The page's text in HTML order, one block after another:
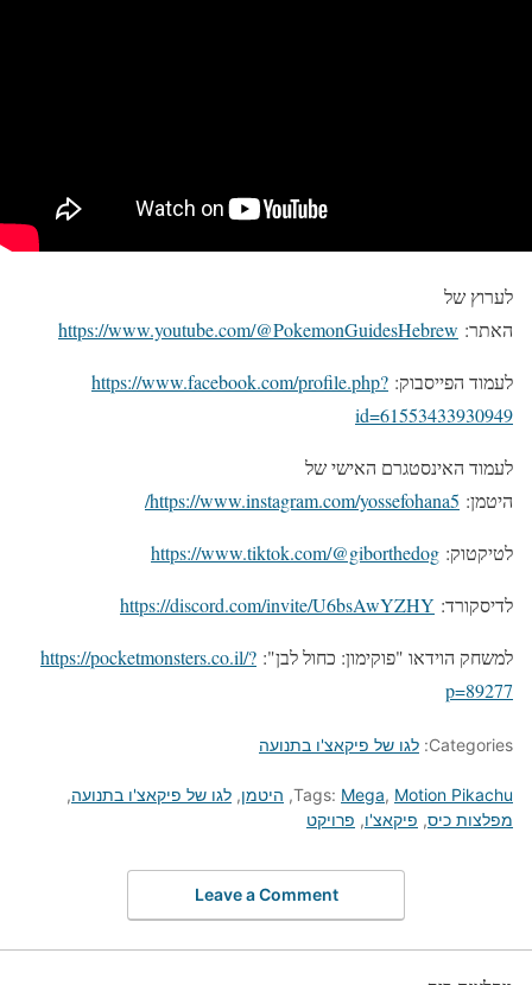
לערוץ של
האתר: https://www.youtube.com/@PokemonGuidesHebrew
לעמוד הפייסבוק: https://www.facebook.com/profile.php?
id=61553433930949
לעמוד האינסטגרם האישי של
היטמן: https://www.instagram.com/yossefohana5/
לטיקטוק: https://www.tiktok.com/@giborthedog
לדיסקורד: https://discord.com/invite/U6bsAwYZHY
למשחק הוידאו "פוקימון: כחול לבן": https://pocketmonsters.co.il/?
p=89277
Categories: לגו של פיקאצ'ו בתנועה
Tags: Mega, Motion Pikachu
, היטמן, לגו של פיקאצ'ו בתנועה,
מפלצות כיס, פיקאצ'ו, פרויקט
Leave a Comment